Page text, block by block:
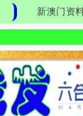
新澳门资